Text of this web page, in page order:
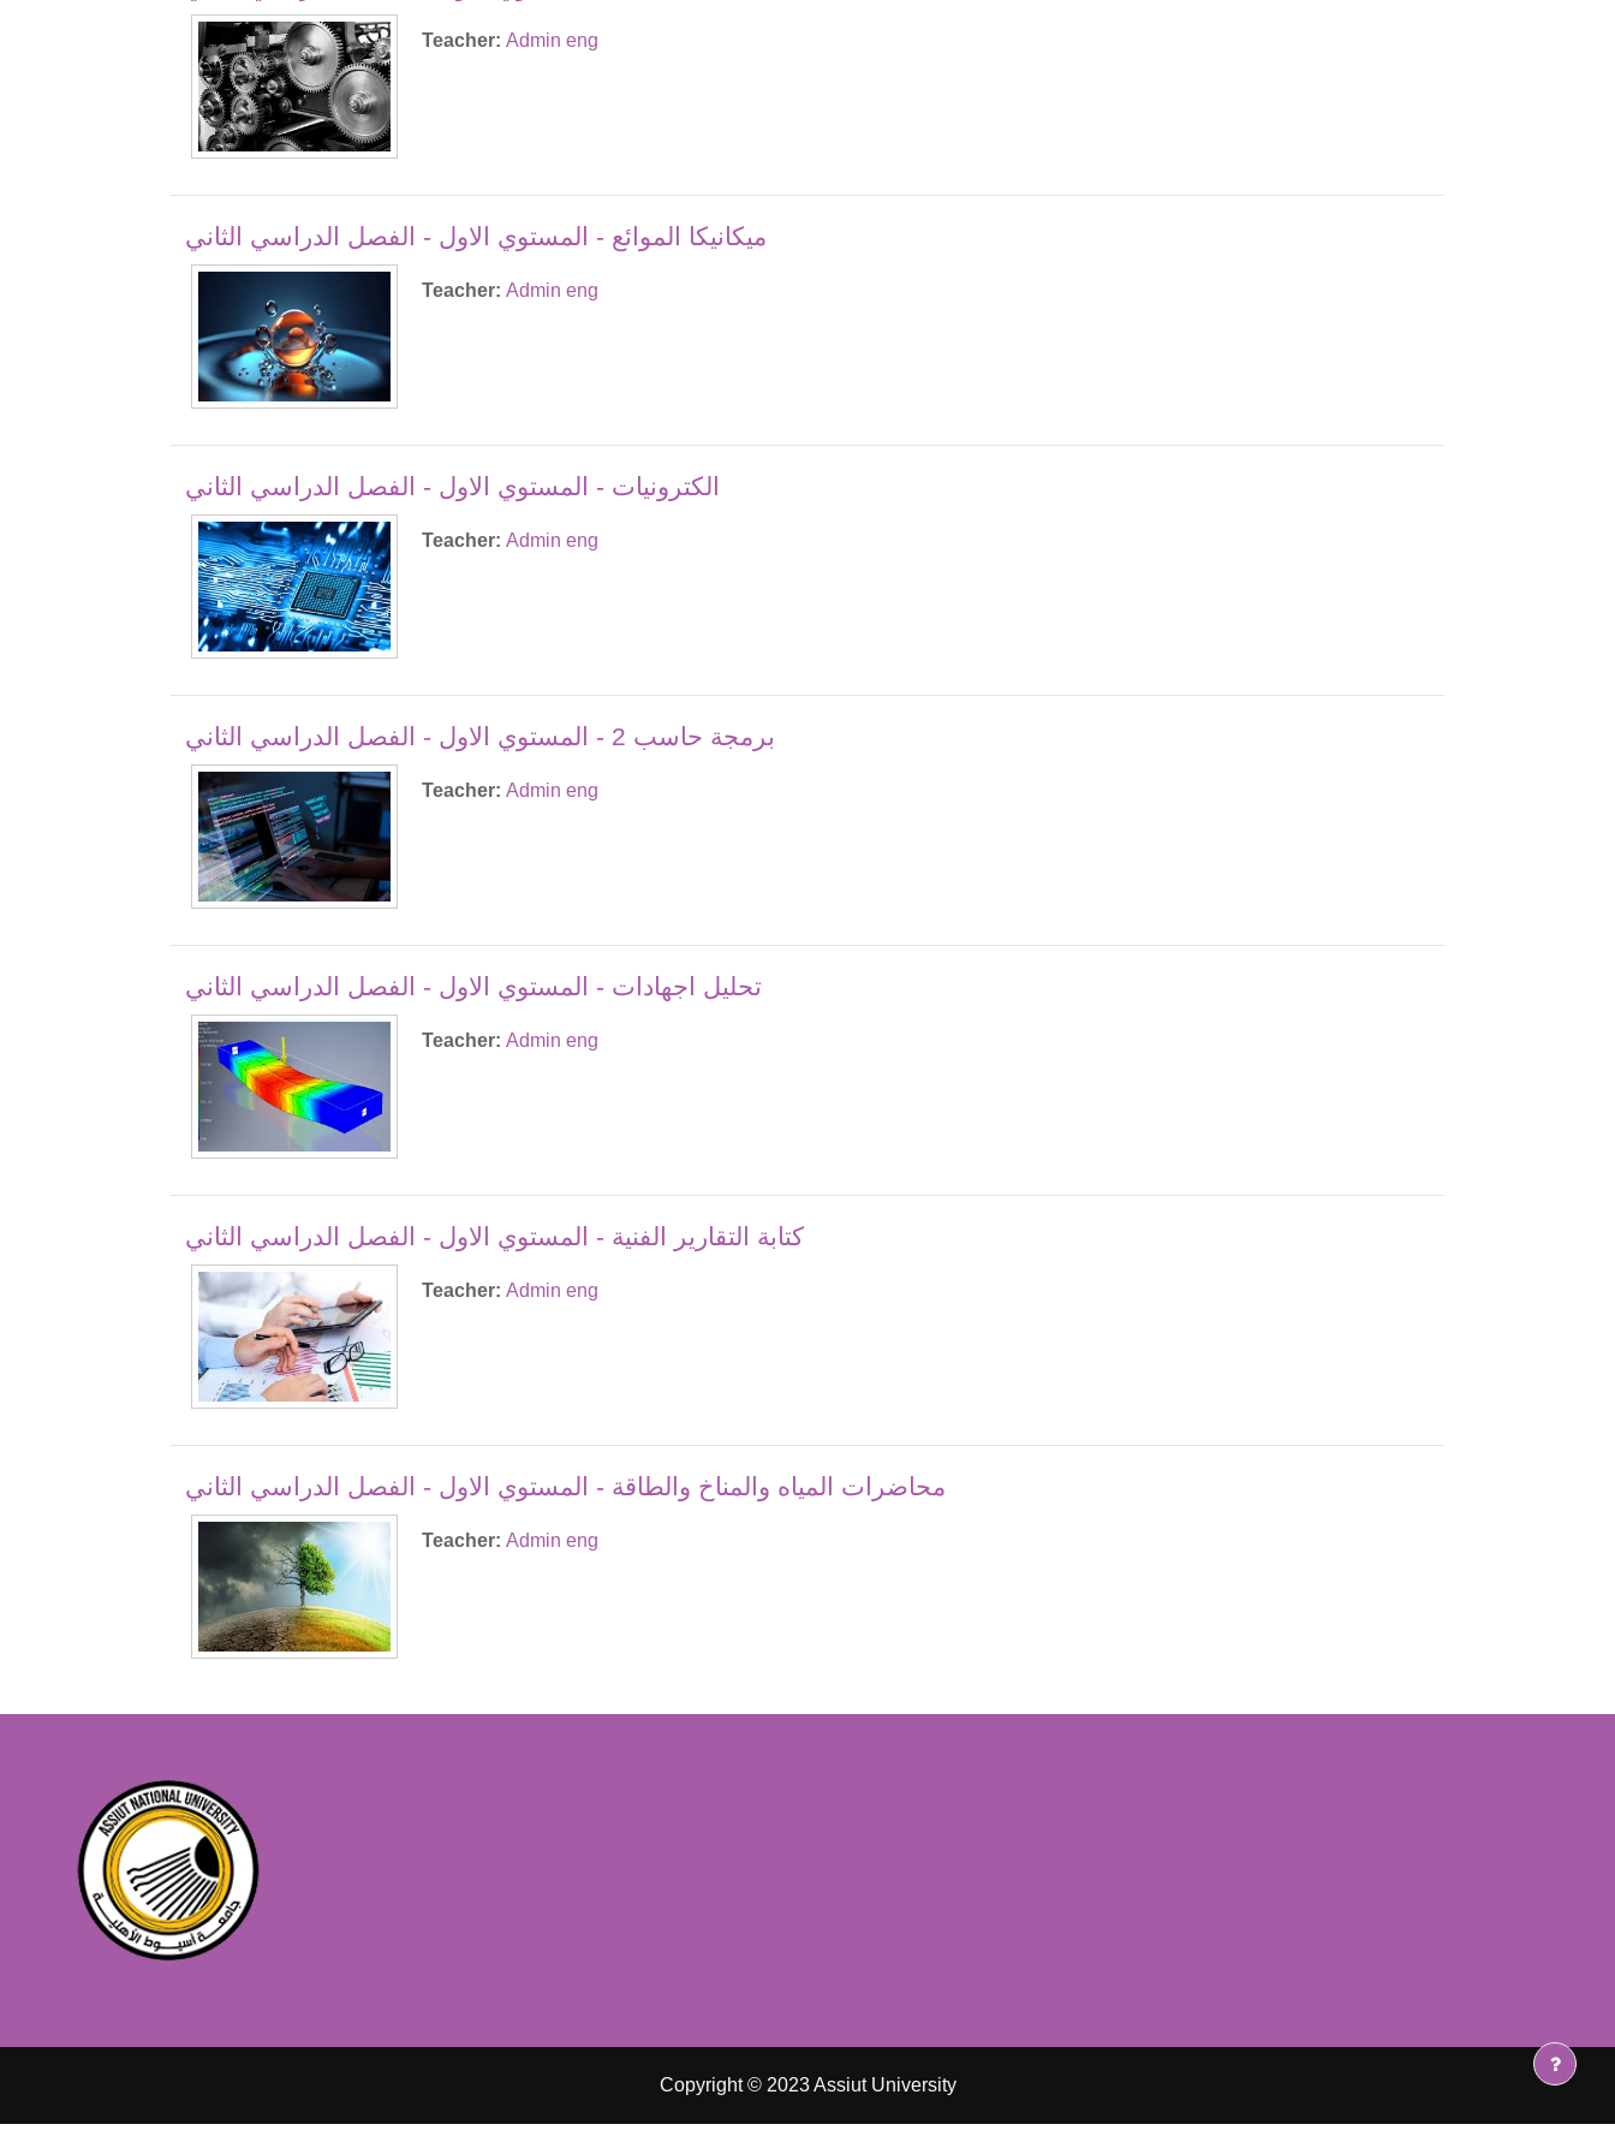
Teacher: Admin eng
ميكانيكا الموائع - المستوي الاول - الفصل الدراسي الثاني
Teacher: Admin eng
الكترونيات - المستوي الاول - الفصل الدراسي الثاني
Teacher: Admin eng
برمجة حاسب 2 - المستوي الاول - الفصل الدراسي الثاني
Teacher: Admin eng
تحليل اجهادات - المستوي الاول - الفصل الدراسي الثاني
Teacher: Admin eng
كتابة التقارير الفنية - المستوي الاول - الفصل الدراسي الثاني
Teacher: Admin eng
محاضرات المياه والمناخ والطاقة - المستوي الاول - الفصل الدراسي الثاني
Teacher: Admin eng
Copyright © 2023 Assiut University